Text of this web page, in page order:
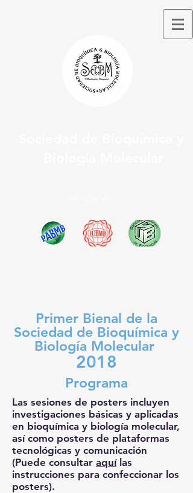
Primer Bienal de la
Sociedad de Bioquímica y
Biología Molecular
2018
Programa
Las sesiones de posters incluyen
investigaciones básicas y aplicadas
en bioquímica y biología molecular,
así como posters de plataformas
tecnológicas y comunicación
(Puede consultar aquílas
instrucciones para confeccionar los
posters).